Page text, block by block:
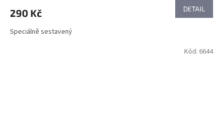
290 Kč DETAIL
Speciálně sestavený
Kód: 6644